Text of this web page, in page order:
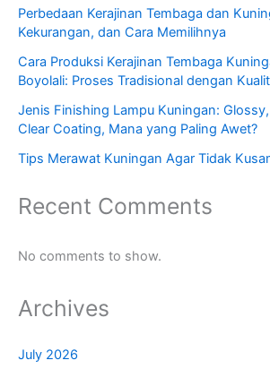
Perbedaan Kerajinan Tembaga dan
Kekurangan, dan Cara Memilihnya
Cara Produksi Kerajinan Tembaga
Boyolali: Proses Tradisional dengan
Jenis Finishing Lampu Kuningan:
Clear Coating, Mana yang Paling Awet?
Tips Merawat Kuningan Agar Tidak
Recent Comments
No comments to show.
Archives
July 2026